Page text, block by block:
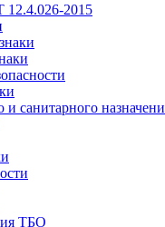
12.4.026-2015
санитарного
ТБО